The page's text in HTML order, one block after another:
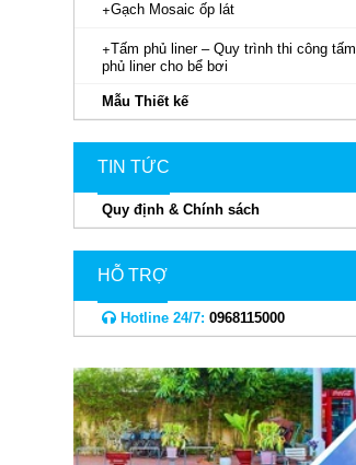
Gạch Mosaic ốp lát
Tấm phủ liner – Quy trình thi công tấm
phủ liner cho bể bơi
Mẫu Thiết kế
TIN TỨC
Quy định & Chính sách
HỖ TRỢ
Hotline 24/7: 0968115000